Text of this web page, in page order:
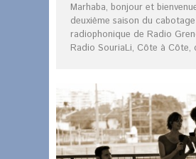
Marhaba, bonjour et
deuxième saison du cabotage
radiophonique de Radio
Radio SouriaLi, Côte à Côte,